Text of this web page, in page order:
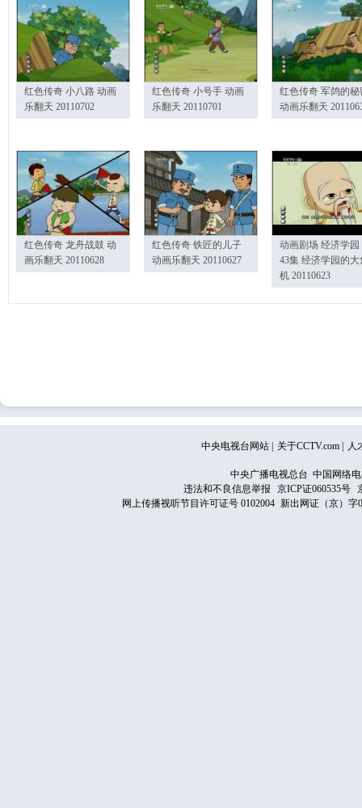
红色传奇 小八路 动画
乐翻天 20110702
红色传奇 小号手 动画
乐翻天 20110701
红色传奇 军鸽的秘
动画乐翻天
红色传奇 龙舟战鼓 动
画乐翻天 20110628
红色传奇 铁匠的儿子
动画乐翻天 20110627
动画剧场 经济学园
43集 经济学园的大
机 20110623
中央电视台网站 关于CCTV.com 人
中央广播电视总台 中国网络
违法和不良信息举报
京ICP证060535号
网上传播视听节目许可证号 0102004 新出网证（京）